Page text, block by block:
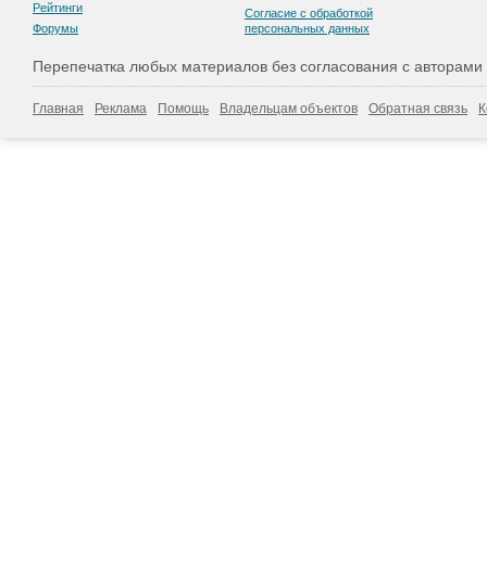
Рейтинги
Форумы
Согласие с обработкой
персональных данных
Перепечатка любых материалов без согласования с
Главная Реклама Помощь Владельцам объектов Обратная связь